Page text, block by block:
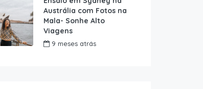
Austrália com Fotos na
Mala- Sonhe Alto
Viagens
9 meses atrás